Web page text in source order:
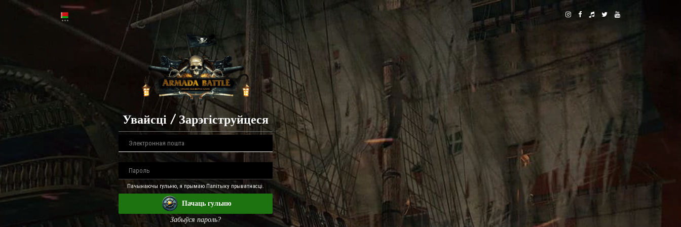
Увайсці / Зарэгіструйцеся
Пачынаючы гульню, я прымаю Палітыку прыватнасці.
Пачаць гульню
Забыўся пароль?